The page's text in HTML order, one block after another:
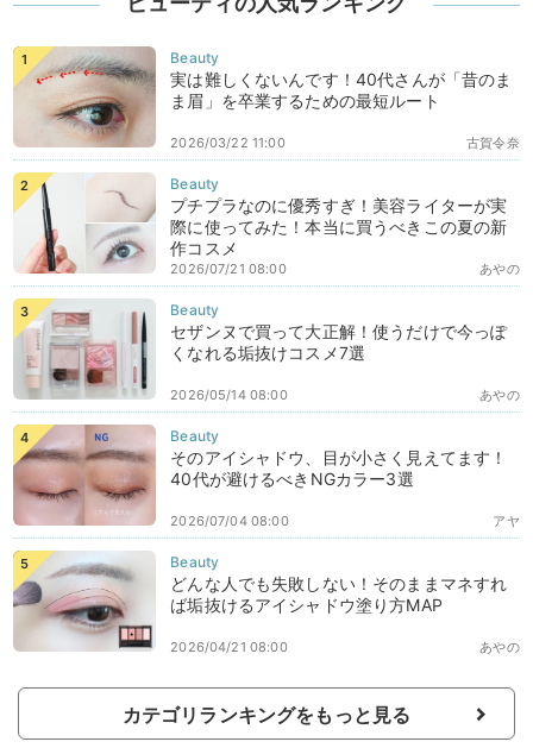
実は難しくないんです！40代さんが「昔のま
ま眉」を卒業するための最短ルート
古賀令奈
2026/03/22 11:00
プチプラなのに優秀すぎ！美容ライターが実
際に使ってみた！本当に買うべきこの夏の新
作コスメ
あやの
2026/07/21 08:00
セザンヌで買って大正解！使うだけで今っぽ
くなれる垢抜けコスメ7選
あやの
2026/05/14 08:00
そのアイシャドウ、目が小さく見えてます！
40代が避けるべきNGカラー3選
アヤ
2026/07/04 08:00
どんな人でも失敗しない！そのままマネすれ
ば垢抜けるアイシャドウ塗り方MAP
あやの
2026/04/21 08:00
カテゴリランキングをもっと見る